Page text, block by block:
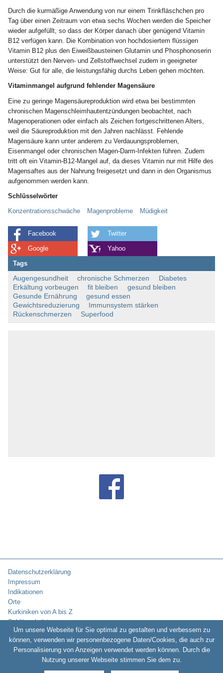
Durch die kurmäßige Anwendung von nur einem Trinkfläschchen pro
Tag über einen Zeitraum von etwa sechs Wochen werden die Speicher
wieder aufgefüllt, so dass der Körper danach über genügend Vitamin
B12 verfügen kann. Die Kombination von hochdosiertem flüssigen
Vitamin B12 plus den Eiweißbausteinen Glutamin und Phosphonoserin
unterstützt den Nerven- und Zellstoffwechsel zudem in geeigneter
Weise: Gut für alle, die leistungsfähig durchs Leben gehen möchten.
Vitaminmangel aufgrund fehlender Magensäure
Eine zu geringe Magensäureproduktion wird etwa bei bestimmten
chronischen Magenschleimhautentzündungen beobachtet, nach
Magenoperationen oder einfach als Zeichen fortgeschrittenen Alters,
weil die Säureproduktion mit den Jahren nachlässt. Fehlende
Magensäure kann unter anderem zu Verdauungsproblemen,
Eisenmangel oder chronischen Magen-Darm-Infekten führen. Zudem
tritt oft ein Vitamin-B12-Mangel auf, da dieses Vitamin nur mit Hilfe des
Magensaftes aus der Nahrung freigesetzt und dann in den Organismus
aufgenommen werden kann.
Schlüsselwörter
Konzentrationsschwäche Magenprobleme Müdigkeit
Facebook
Twitter
Google
Yahoo
Tags
Augengesundheit chronische Schmerzen
Diabetes
Erkältung vorbeugen
fit bleiben
gesund bleiben
Gesunde Ernährung
gesund essen
Gewichtsreduzierung
Immunsystem stärken
Rückenschmerzen
Superfood
Datenschutzerklärung
Impressum
Indikationen
Orte
Kurkiniken von A bis Z
Schlüsselwörter
Copyright © 2010-2026: Kurklinikverzeichnis.de -
Um unsere Webseite für Sie optimal zu gestalten und verbessern zu
können, verwenden wir personenbezogene Daten/Cookies, die auch zur
Personalisierung von Anzeigen verwendet werden können. Durch die
Nutzung unserer Webseite stimmen Sie dem zu.